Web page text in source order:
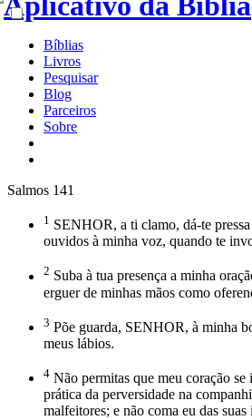
Bíblias
Livros
Pesquisar
Blog
Parceiros
Sobre
Salmos 141
1 SENHOR, a ti clamo, dá-te
ouvidos à minha voz, quando te
2 Suba à tua presença a minha
erguer de minhas mãos como
3 Põe guarda, SENHOR, à minha
meus lábios.
4 Não permitas que meu coração
prática da perversidade na
malfeitores; e não coma eu das suas